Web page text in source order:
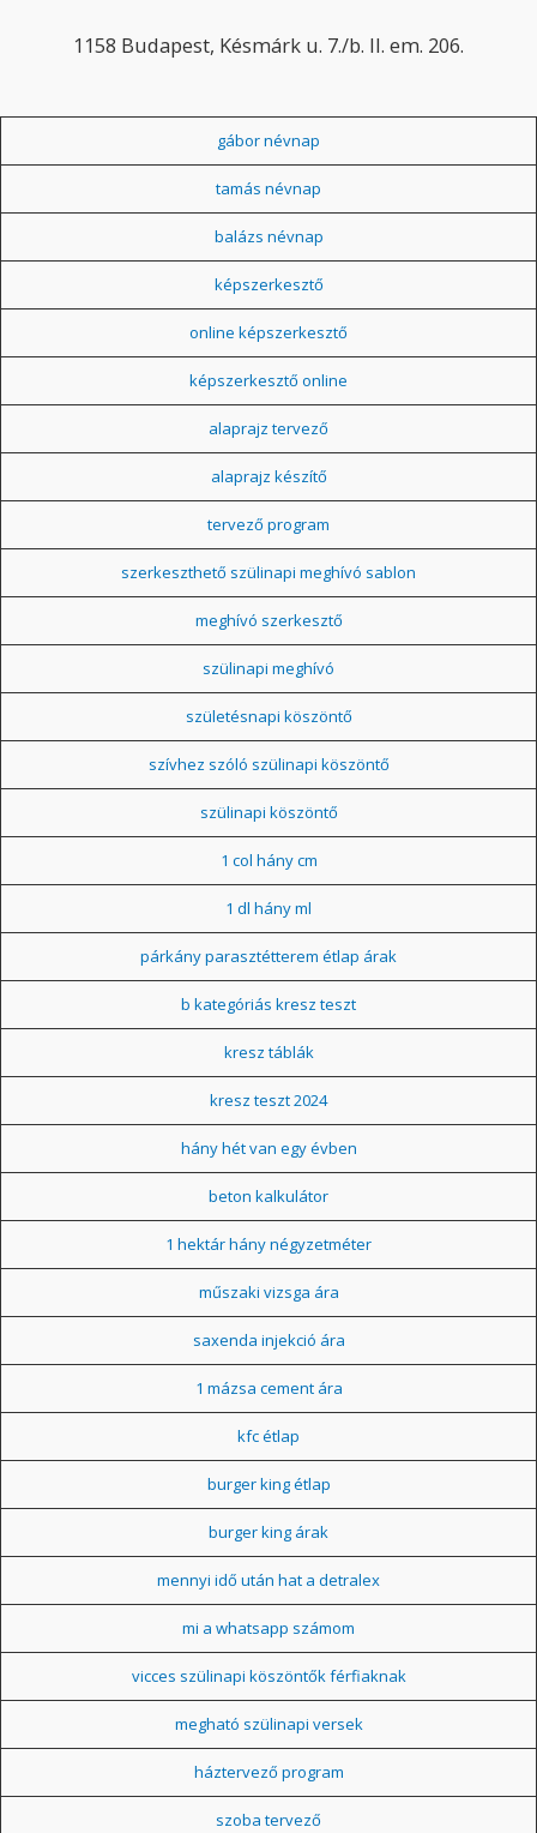
1158 Budapest, Késmárk u. 7./b. II. em. 206.
gábor névnap
tamás névnap
balázs névnap
képszerkesztő
online képszerkesztő
képszerkesztő online
alaprajz tervező
alaprajz készítő
tervező program
szerkeszthető szülinapi meghívó sablon
meghívó szerkesztő
szülinapi meghívó
születésnapi köszöntő
szívhez szóló szülinapi köszöntő
szülinapi köszöntő
1 col hány cm
1 dl hány ml
párkány parasztétterem étlap árak
b kategóriás kresz teszt
kresz táblák
kresz teszt 2024
hány hét van egy évben
beton kalkulátor
1 hektár hány négyzetméter
műszaki vizsga ára
saxenda injekció ára
1 mázsa cement ára
kfc étlap
burger king étlap
burger king árak
mennyi idő után hat a detralex
mi a whatsapp számom
vicces szülinapi köszöntők férfiaknak
megható szülinapi versek
háztervező program
szoba tervező